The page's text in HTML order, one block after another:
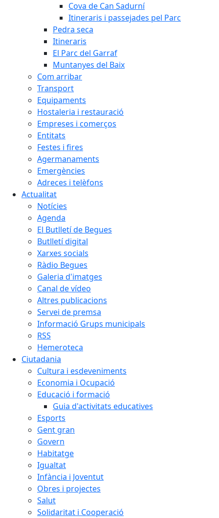
Cova de Can Sadurní
Itineraris i passejades pel Parc
Pedra seca
Itineraris
El Parc del Garraf
Muntanyes del Baix
Com arribar
Transport
Equipaments
Hostaleria i restauració
Empreses i comerços
Entitats
Festes i fires
Agermanaments
Emergències
Adreces i telèfons
Actualitat
Notícies
Agenda
El Butlletí de Begues
Butlletí digital
Xarxes socials
Ràdio Begues
Galeria d'imatges
Canal de vídeo
Altres publicacions
Servei de premsa
Informació Grups municipals
RSS
Hemeroteca
Ciutadania
Cultura i esdeveniments
Economia i Ocupació
Educació i formació
Guia d'activitats educatives
Esports
Gent gran
Govern
Habitatge
Igualtat
Infància i Joventut
Obres i projectes
Salut
Solidaritat i Cooperació